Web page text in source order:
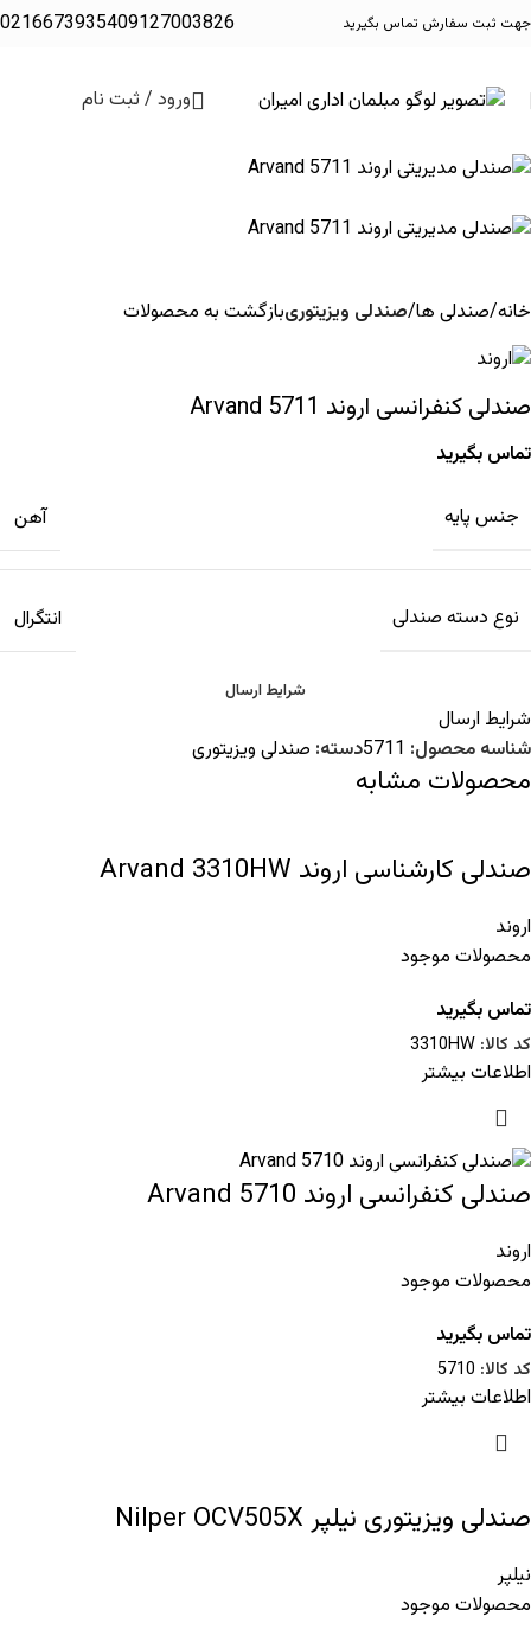
جهت ثبت سفارش تماس بگیرید 09127003826
02166739354
ورود / ثبت نام
خانه صندلی ها صندلی ویزیتوریبازگشت به محصولات
صندلی کنفرانسی اروند Arvand 5711
تماس بگیرید
جنس پایه آهن
نوع دسته صندلی انتگرال
شرایط ارسال
شرایط ارسال
شناسه محصول: 5711دسته: صندلی ویزیتوری
محصولات مشابه
صندلی کارشناسی اروند Arvand 3310HW
اروند
محصولات موجود
تماس بگیرید
کد کالا: 3310HW
اطلاعات بیشتر
صندلی کنفرانسی اروند Arvand 5710
اروند
محصولات موجود
تماس بگیرید
کد کالا: 5710
اطلاعات بیشتر
صندلی ویزیتوری نیلپر Nilper OCV505X
نیلپر
محصولات موجود